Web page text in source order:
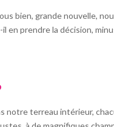
bien, grande nouvelle,
en prendre la décision,
terreau intérieur,